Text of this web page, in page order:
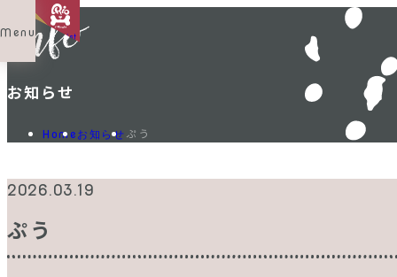
Menu Shop List
お知らせ
Home お知らせ ぷう
2026.03.19
ぷう